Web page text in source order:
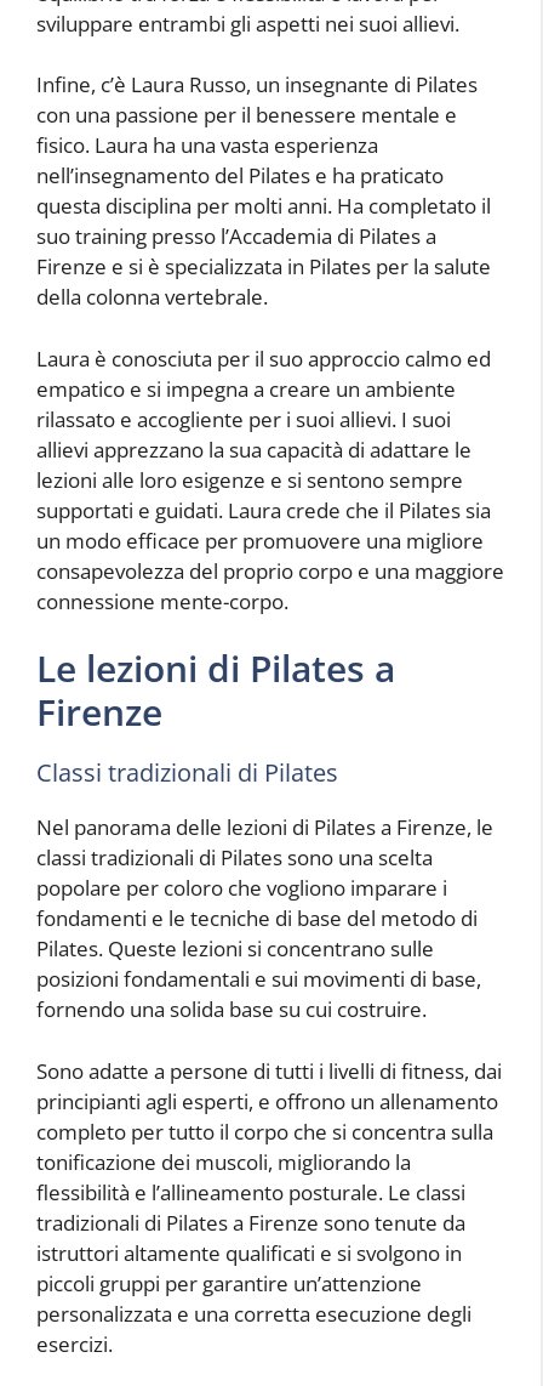
sviluppare entrambi gli aspetti nei suoi allievi.
Infine, c’è Laura Russo, un insegnante di Pilates
con una passione per il benessere mentale e
fisico. Laura ha una vasta esperienza
nell’insegnamento del Pilates e ha praticato
questa disciplina per molti anni. Ha completato il
suo training presso l’Accademia di Pilates a
Firenze e si è specializzata in Pilates per la salute
della colonna vertebrale.
Laura è conosciuta per il suo approccio calmo ed
empatico e si impegna a creare un ambiente
rilassato e accogliente per i suoi allievi. I suoi
allievi apprezzano la sua capacità di adattare le
lezioni alle loro esigenze e si sentono sempre
supportati e guidati. Laura crede che il Pilates sia
un modo efficace per promuovere una migliore
consapevolezza del proprio corpo e una maggiore
connessione mente-corpo.
Le lezioni di Pilates a
Firenze
Classi tradizionali di Pilates
Nel panorama delle lezioni di Pilates a Firenze, le
classi tradizionali di Pilates sono una scelta
popolare per coloro che vogliono imparare i
fondamenti e le tecniche di base del metodo di
Pilates. Queste lezioni si concentrano sulle
posizioni fondamentali e sui movimenti di base,
fornendo una solida base su cui costruire.
Sono adatte a persone di tutti i livelli di fitness, dai
principianti agli esperti, e offrono un allenamento
completo per tutto il corpo che si concentra sulla
tonificazione dei muscoli, migliorando la
flessibilità e l’allineamento posturale. Le classi
tradizionali di Pilates a Firenze sono tenute da
istruttori altamente qualificati e si svolgono in
piccoli gruppi per garantire un’attenzione
personalizzata e una corretta esecuzione degli
esercizi.